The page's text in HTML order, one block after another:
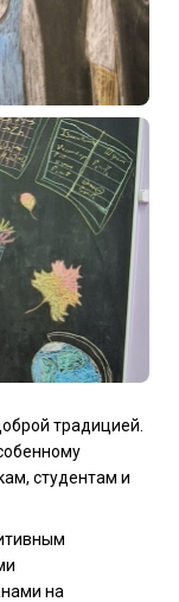
традицией.
студентам и
на